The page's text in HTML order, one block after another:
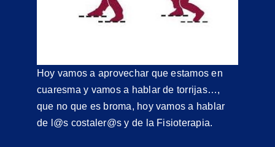
Hoy vamos a aprovechar que estamos en
cuaresma y vamos a hablar de torrijas…,
que no que es broma, hoy vamos a hablar
de l@s costaler@s y de la Fisioterapia.